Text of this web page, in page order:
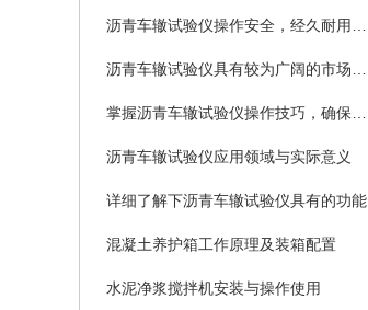
沥青车辙试验仪应用领域与实际意义
详细了解下沥青车辙试验仪具有的功能
混凝土养护箱工作原理及装箱配置
水泥净浆搅拌机安装与操作使用